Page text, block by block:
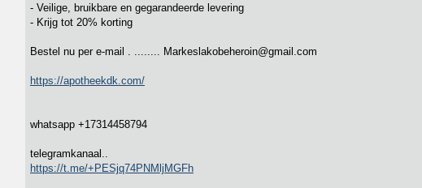
- Veilige, bruikbare en gegarandeerde levering
- Krijg tot 20% korting
Bestel nu per e-mail . ........ Markeslakobeheroin@gmail.com
https://apotheekdk.com/
whatsapp +17314458794
telegramkanaal..
https://t.me/+PESjq74PNMljMGFh